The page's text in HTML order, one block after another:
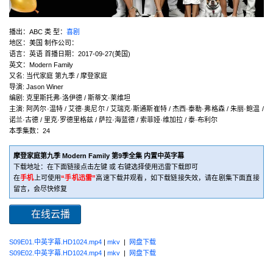
播出：ABC 类 型： 喜剧
地区：美国 制作公司：
语言：英语 首播日期：2017-09-27(美国)
英文：Modern Family
又名: 当代家庭 第九季 / 摩登家庭
导演: Jason Winer
编剧: 克里斯托弗·洛伊德 / 斯蒂文·莱维坦
主演: 阿芮尔·温特 / 艾德·奥尼尔 / 艾瑞克·斯通斯崔特 / 杰西·泰勒·弗格森 / 朱丽·鲍温 /
诺兰·古德 / 里克·罗德里格兹 / 萨拉·海蓝德 / 索菲娅·维加拉 / 泰·布利尔
本季集数：24
摩登家庭第九季 Modern Family 第9季全集 内置中英字幕
下载地址：在下面链接点击左键 或 右键选择使用迅雷下载即可
在手机上可使用“手机迅雷”高速下载并观看，如下载链接失效，请在剧集下面直接
留言，会尽快修复
在线云播
S09E01.中英字幕.HD1024.mp4 | mkv | 网盘下载
S09E02.中英字幕.HD1024.mp4 | mkv | 网盘下载